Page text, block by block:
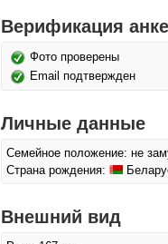
Верификация
Фото проверены
Email подтвержден
Личные данные
Семейное положение: не
Страна рождения:
Внешний вид